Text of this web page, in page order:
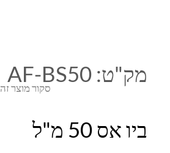
סקור מוצר זה
מק"ט: AF-BS50
ביו אס 50 מ"ל